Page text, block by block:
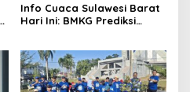
Info Cuaca Sulawesi Barat
Hari Ini: BMKG Prediksi